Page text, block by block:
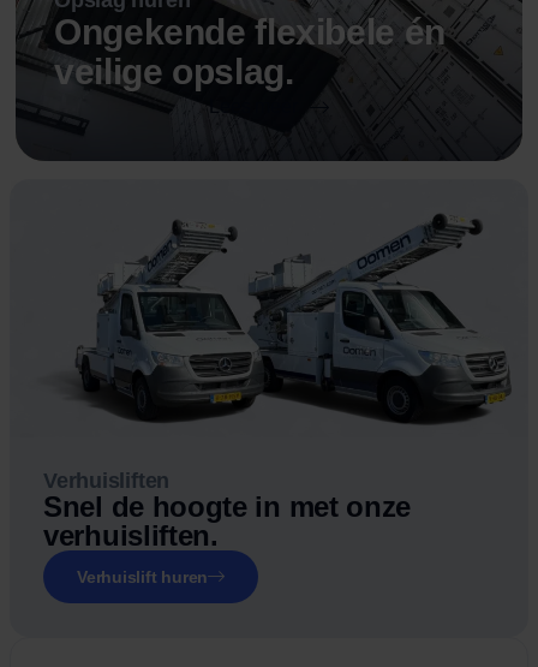
Ongekende flexibele én
veilige opslag.
Lees meer
Verhuisliften
Snel de hoogte in met onze
verhuisliften.
Verhuislift huren